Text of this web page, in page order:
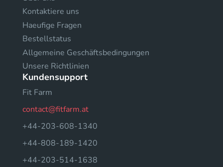
Kontaktiere uns
Haeufige Fragen
Bestellstatus
Allgemeine Geschäftsbedingungen
Unsere Richtlinien
Kundensupport
Fit Farm
contact@fitfarm.at
+44-203-608-1340
+44-808-189-1420
+44-203-514-1638